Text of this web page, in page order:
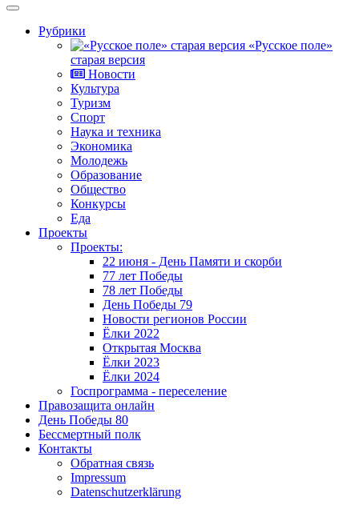
Рубрики
«Русское поле»
старая версия
Новости
Культура
Туризм
Спорт
Наука и техника
Экономика
Молодежь
Образование
Общество
Конкурсы
Еда
Проекты
Проекты:
22 июня - День Памяти и скорби
77 лет Победы
78 лет Победы
День Победы 79
Новости регионов России
Ёлки 2022
Открытая Москва
Ёлки 2023
Ёлки 2024
Госпрограмма - переселение
Правозащита онлайн
День Победы 80
Бессмертный полк
Контакты
Обратная связь
Impressum
Datenschutzerklärung